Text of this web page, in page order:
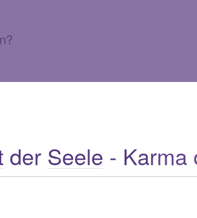
der Seele - Karma